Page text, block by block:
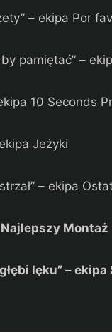
– ekipa Por
by pamiętać” –
10 Seconds
ekipa Jeżyki
– ekipa
Montaż
lęku” –